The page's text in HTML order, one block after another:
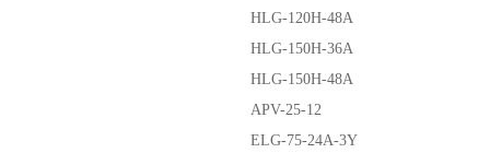
HLG-120H-48A
HLG-150H-36A
HLG-150H-48A
APV-25-12
ELG-75-24A-3Y